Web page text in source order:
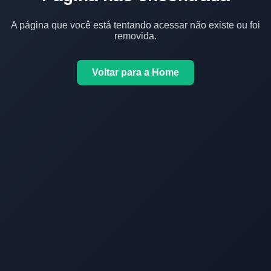
A página que você está tentando acessar não existe ou foi
removida.
Voltar para a Home